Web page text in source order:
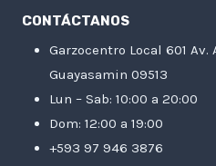
CONTÁCTANOS
Garzocentro Local 601
Guayasamin 09513
Lun – Sab: 10:00 a 20:00
Dom: 12:00 a 19:00
+593 97 946 3876